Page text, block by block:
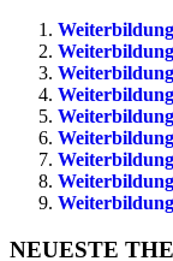
NEUESTE